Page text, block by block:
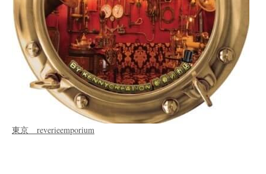
東京 reverieemporium